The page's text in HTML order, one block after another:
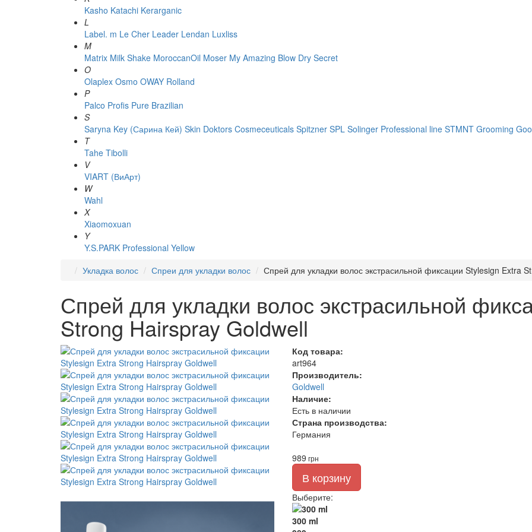
Kasho Katachi Kerarganic
L
Label. m Le Cher Leader Lendan Luxliss
M
Matrix Milk Shake MoroccanOil Moser My Amazing Blow Dry Secret
O
Olaplex Osmo OWAY Rolland
P
Palco Profis Pure Brazilian
S
Saryna Key (Сарина Кей) Skin Doktors Cosmeceuticals Spitzner SPL Solinger Professional line STMNT Grooming
T
Tahe Tibolli
V
VIART (ВиАрт)
W
Wahl
X
Xiaomoxuan
Y
Y.S.PARK Professional Yellow
Укладка волос
Спреи для укладки волос Спрей для укладки волос экстрасильной фиксации Stylesign Extra
Спрей для укладки волос экстрасильной
Strong Hairspray Goldwell
Код товара:
art964
Производитель:
Goldwell
Наличие:
Есть в наличии
Страна производства:
Германия
989 грн
В корзину
Выберите:
300 ml